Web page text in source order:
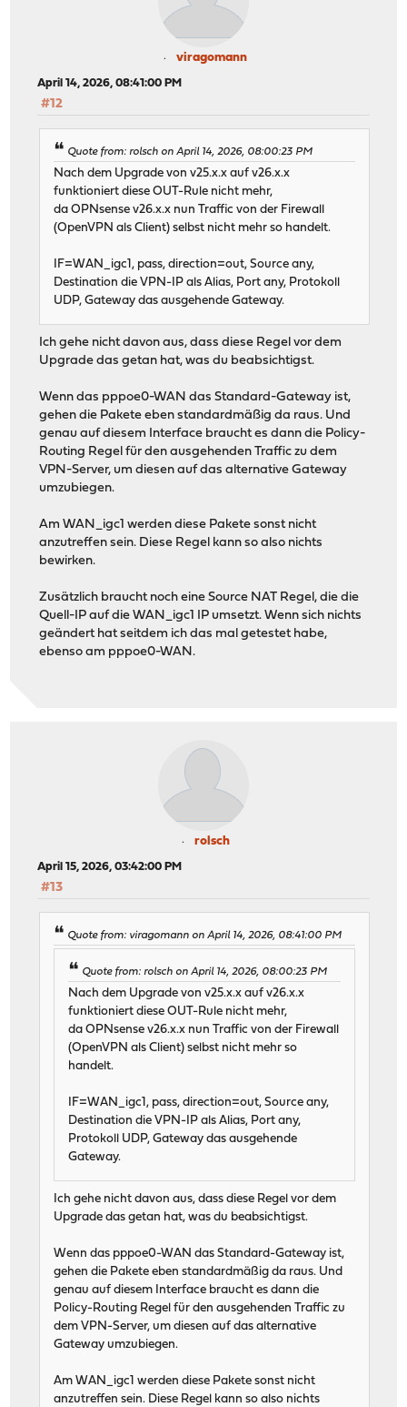
viragomann
April 14, 2026, 08:41:00 PM
#12
Quote from: rolsch on April 14, 2026, 08:00:23 PM
Nach dem Upgrade von v25.x.x auf v26.x.x
funktioniert diese OUT-Rule nicht mehr,
da OPNsense v26.x.x nun Traffic von der Firewall
(OpenVPN als Client) selbst nicht mehr so handelt.
IF=WAN_igc1, pass, direction=out, Source any,
Destination die VPN-IP als Alias, Port any, Protokoll
UDP, Gateway das ausgehende Gateway.
Ich gehe nicht davon aus, dass diese Regel vor dem
Upgrade das getan hat, was du beabsichtigst.
Wenn das pppoe0-WAN das Standard-Gateway ist,
gehen die Pakete eben standardmäßig da raus. Und
genau auf diesem Interface braucht es dann die Policy-
Routing Regel für den ausgehenden Traffic zu dem
VPN-Server, um diesen auf das alternative Gateway
umzubiegen.
Am WAN_igc1 werden diese Pakete sonst nicht
anzutreffen sein. Diese Regel kann so also nichts
bewirken.
Zusätzlich braucht noch eine Source NAT Regel, die die
Quell-IP auf die WAN_igc1 IP umsetzt. Wenn sich nichts
geändert hat seitdem ich das mal getestet habe,
ebenso am pppoe0-WAN.
rolsch
April 15, 2026, 03:42:00 PM
#13
Quote from: viragomann on April 14, 2026, 08:41:00 PM
Quote from: rolsch on April 14, 2026, 08:00:23 PM
Nach dem Upgrade von v25.x.x auf v26.x.x
funktioniert diese OUT-Rule nicht mehr,
da OPNsense v26.x.x nun Traffic von der Firewall
(OpenVPN als Client) selbst nicht mehr so
handelt.
IF=WAN_igc1, pass, direction=out, Source any,
Destination die VPN-IP als Alias, Port any,
Protokoll UDP, Gateway das ausgehende
Gateway.
Ich gehe nicht davon aus, dass diese Regel vor dem
Upgrade das getan hat, was du beabsichtigst.
Wenn das pppoe0-WAN das Standard-Gateway ist,
gehen die Pakete eben standardmäßig da raus. Und
genau auf diesem Interface braucht es dann die
Policy-Routing Regel für den ausgehenden Traffic zu
dem VPN-Server, um diesen auf das alternative
Gateway umzubiegen.
Am WAN_igc1 werden diese Pakete sonst nicht
anzutreffen sein. Diese Regel kann so also nichts